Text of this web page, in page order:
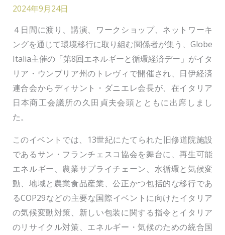
2024年9月24日
４日間に渡り、講演、ワークショップ、ネットワーキ
ングを通じて環境移行に取り組む関係者が集う、Globe
Italia主催の「第8回エネルギーと循環経済デー」がイタ
リア・ウンブリア州のトレヴィで開催され、日伊経済
連合会からディサント・ダニエレ会長が、在イタリア
日本商工会議所の久田貞夫会頭とともに出席しまし
た。
このイベントでは、13世紀にたてられた旧修道院施設
であるサン・フランチェスコ協会を舞台に、再生可能
エネルギー、農業サプライチェーン、水循環と気候変
動、地域と農業食品産業、公正かつ包括的な移行であ
るCOP29などの主要な国際イベントに向けたイタリア
の気候変動対策、新しい包装に関する指令とイタリア
のリサイクル対策、エネルギー・気候のための統合国